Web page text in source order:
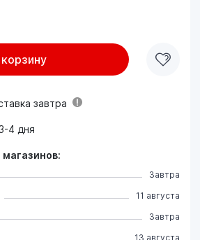
завтра
4 дня
Завтра
11 августа
Завтра
13 августа